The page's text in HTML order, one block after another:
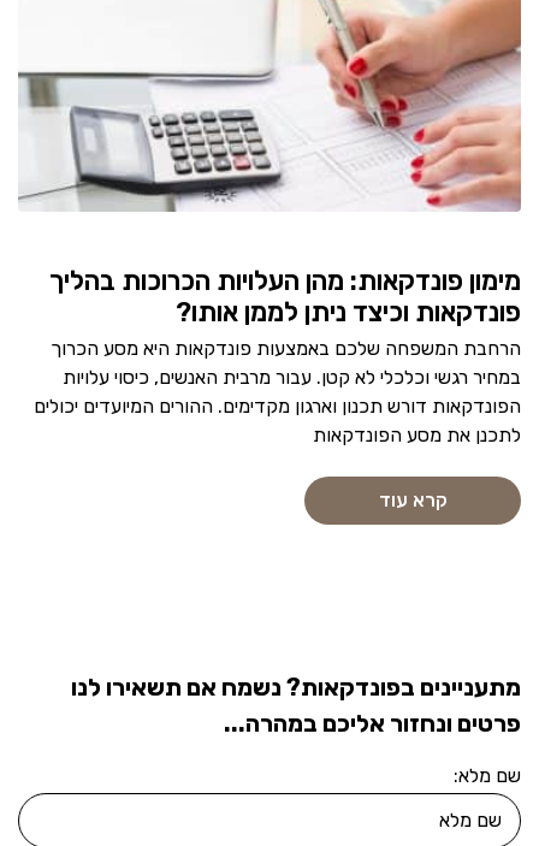
מימון פונדקאות: מהן העלויות הכרוכות בהליך
פונדקאות וכיצד ניתן לממן אותו?
הרחבת המשפחה שלכם באמצעות פונדקאות היא מסע הכרוך
במחיר רגשי וכלכלי לא קטן. עבור מרבית האנשים, כיסוי עלויות
הפונדקאות דורש תכנון וארגון מקדימים. ההורים המיועדים יכולים
לתכנן את מסע הפונדקאות
קרא עוד
מתעניינים בפונדקאות? נשמח אם תשאירו לנו
פרטים ונחזור אליכם במהרה...
שם מלא: